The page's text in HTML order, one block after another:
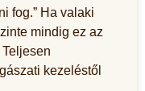
fog.” Ha valaki
mindig ez az
kezeléstől